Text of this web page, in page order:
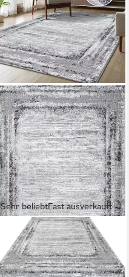
Sehr beliebtFast ausverkauft
SANAT
Teppich Harmony 3215, auch
als Läufer, rechteckig, Höhe:
12 mm, Wohnzimmer,